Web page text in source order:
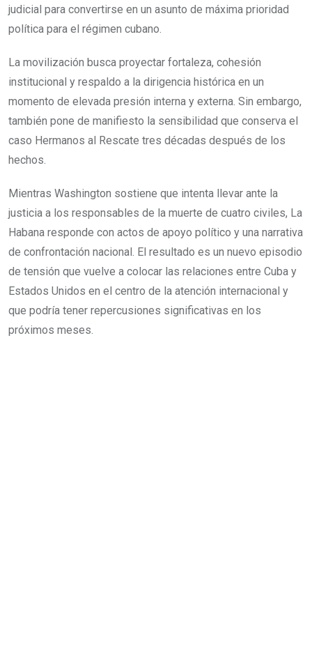
judicial para convertirse en un asunto de máxima prioridad
política para el régimen cubano.
La movilización busca proyectar fortaleza, cohesión
institucional y respaldo a la dirigencia histórica en un
momento de elevada presión interna y externa. Sin embargo,
también pone de manifiesto la sensibilidad que conserva el
caso Hermanos al Rescate tres décadas después de los
hechos.
Mientras Washington sostiene que intenta llevar ante la
justicia a los responsables de la muerte de cuatro civiles, La
Habana responde con actos de apoyo político y una narrativa
de confrontación nacional. El resultado es un nuevo episodio
de tensión que vuelve a colocar las relaciones entre Cuba y
Estados Unidos en el centro de la atención internacional y
que podría tener repercusiones significativas en los
próximos meses.